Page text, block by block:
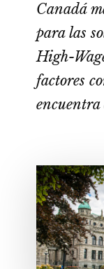
Canadá
para las
High-
factores